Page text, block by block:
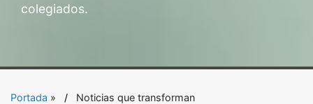
colegiados.
Portada » Noticias que transforman